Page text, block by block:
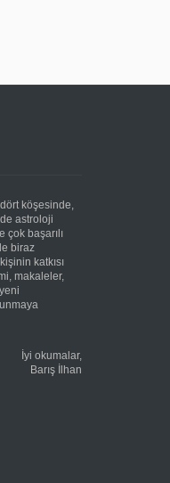
köşesinde,
astroloji
başarılı
biraz
katkısı
makaleler,
İyi okumalar,
Barış İlhan